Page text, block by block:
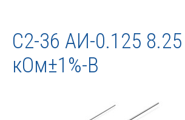
С2-36 АИ-0.125 8.25
кОм±1%-В